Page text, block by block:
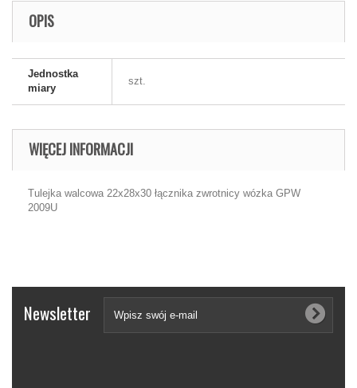
OPIS
Jednostka
miary
szt.
WIĘCEJ INFORMACJI
Tulejka walcowa 22x28x30 łącznika zwrotnicy wózka GPW
2009U
Newsletter